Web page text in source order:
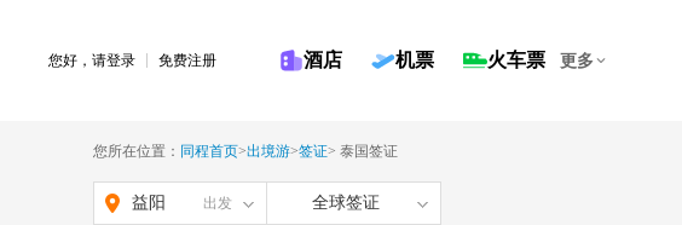
您好，请登录 免费注册 酒店 机票 火车票 更多
您所在位置： 同程首页>出境游>签证> 泰国签证
益阳 出发 全球签证